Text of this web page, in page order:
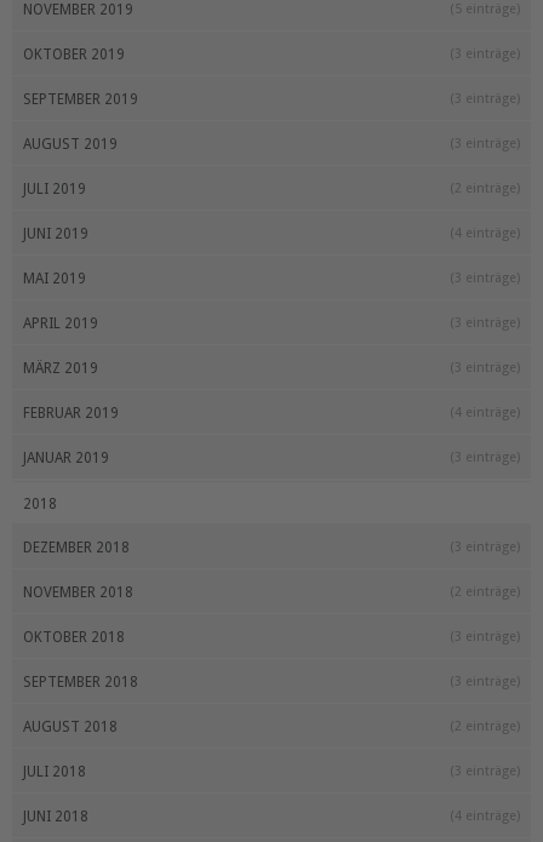
NOVEMBER 2019 (5 einträge)
OKTOBER 2019 (3 einträge)
SEPTEMBER 2019 (3 einträge)
AUGUST 2019 (3 einträge)
JULI 2019 (2 einträge)
JUNI 2019 (4 einträge)
MAI 2019 (3 einträge)
APRIL 2019 (3 einträge)
MÄRZ 2019 (3 einträge)
FEBRUAR 2019 (4 einträge)
JANUAR 2019 (3 einträge)
2018
DEZEMBER 2018 (3 einträge)
NOVEMBER 2018 (2 einträge)
OKTOBER 2018 (3 einträge)
SEPTEMBER 2018 (3 einträge)
AUGUST 2018 (2 einträge)
JULI 2018 (3 einträge)
JUNI 2018 (4 einträge)